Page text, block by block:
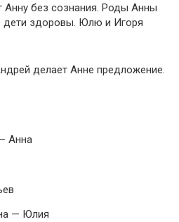
Анну без сознания. Роды Анны
дети здоровы. Юлю и Игоря
делает Анне предложение.
Анна
— Юлия